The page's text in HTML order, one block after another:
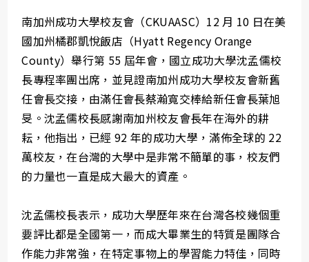
南加州成功大學校友會（CKUAASC）12 月 10 日在美
國加州橘郡凱悅飯店（Hyatt Regency Orange
County）舉行第 55 屆年會，國立成功大學沈孟儒校
長專程率團出席，並見證南加州成功大學校友會新舊
任會長交接，由滿任會長蔡瀚寬交棒給新任會長葉旭
旻。沈孟儒校長感謝南加州校友會長年在海外的耕
耘，他指出，已經 92 年的成功大學，滿佈全球的 22
萬校友，在台灣的大學中是非常不簡單的事，校友們
的力量也一直是成大最大的資產。
沈孟儒校長表示，成功大學歷年來在台灣各校幾個重
要評比都是全國第一，而成大畢業生的特質是團隊合
作能力非常強，在特定事物上的學習能力特佳，同時